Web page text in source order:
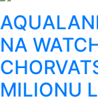
NA
MILIONU